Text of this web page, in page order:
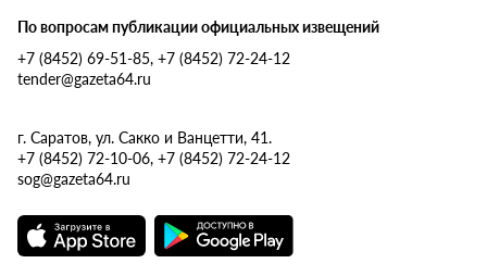
По вопросам публикации официальных извещений
+7 (8452) 69-51-85, +7 (8452) 72-24-12
tender@gazeta64.ru
г. Саратов, ул. Сакко и Ванцетти, 41.
+7 (8452) 72-10-06, +7 (8452) 72-24-12
sog@gazeta64.ru